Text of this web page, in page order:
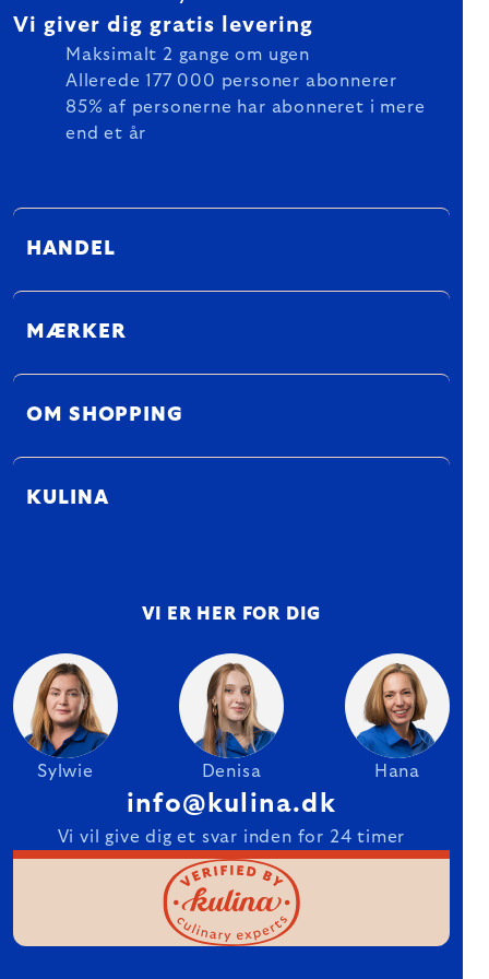
Vi giver dig gratis levering
Maksimalt 2 gange om ugen
Allerede 177 000 personer abonnerer
85% af personerne har abonneret i mere
end et år
HANDEL
MÆRKER
OM SHOPPING
KULINA
VI ER HER FOR DIG
Sylwie Denisa Hana
info@kulina.dk
Vi vil give dig et svar inden for 24 timer